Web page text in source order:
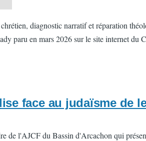
diagnostic narratif et réparation
paru en mars 2026 sur le site internet du
face au judaïsme de
de l'AJCF du Bassin d'Arcachon qui